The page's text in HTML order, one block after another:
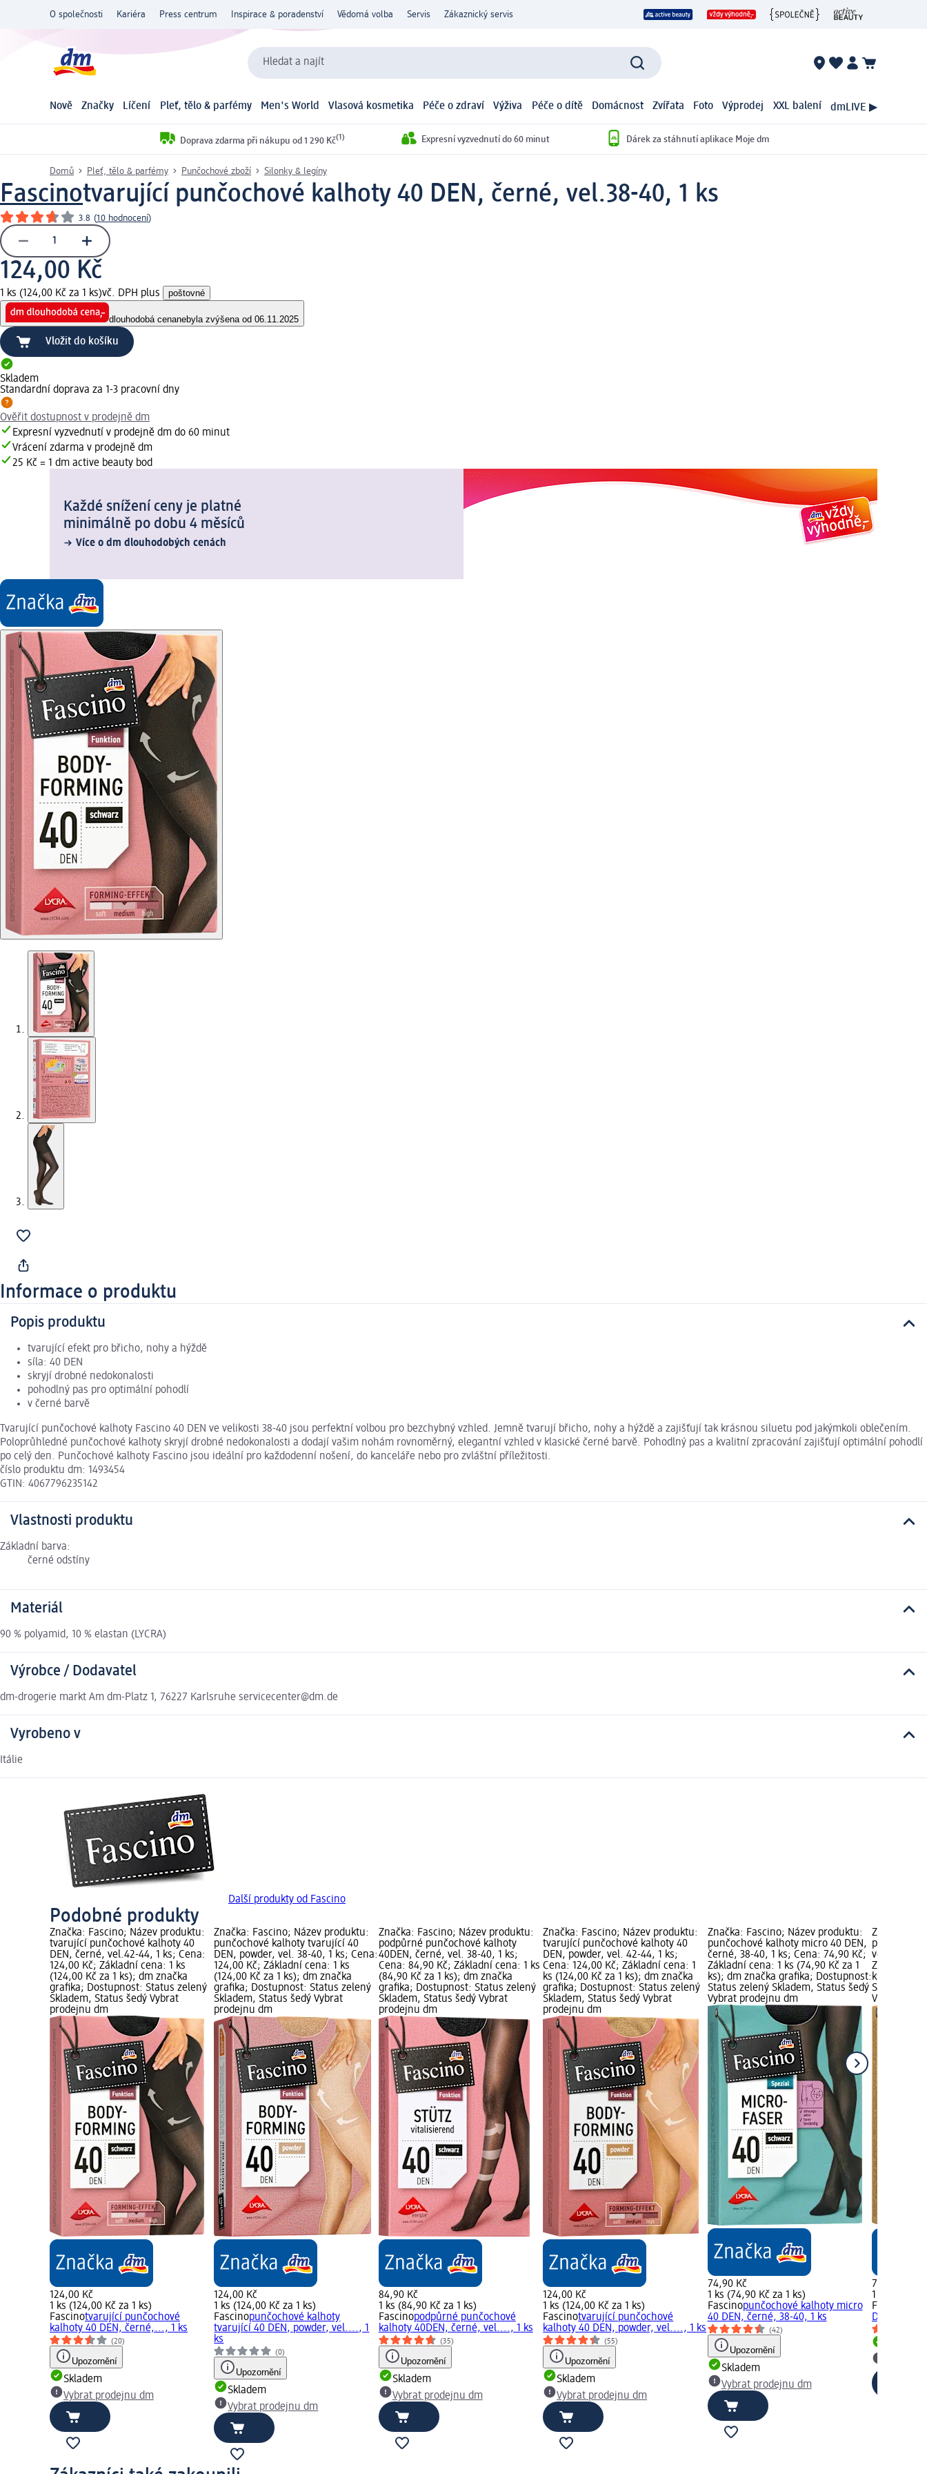
O společnosti Kariéra Press centrum Inspirace & poradenství Vědomá volba Servis Zákaznický servis
Hledat a najít
Nově Značky Líčení Pleť, tělo & parfémy Men's World Vlasová kosmetika Péče o zdraví Výživa Péče o dítě Domácnost Zvířata Foto Výprodej XXL balení dmLIVE ▶
Doprava zdarma při nákupu od 1 290 Kč(1) Expresní vyzvednutí do 60 minut Dárek za stáhnutí aplikace Moje dm
Domů Pleť, tělo & parfémy Punčochové zboží Silonky & legíny
Fascinotvarující punčochové kalhoty 40 DEN, černé, vel.38-40, 1 ks
3.8 (10 hodnocení)
124,00 Kč
1 ks (124,00 Kč za 1 ks)vč. DPH plus poštovné
dlouhodobá cenanebyla zvýšena od 06.11.2025
Vložit do košíku
Skladem
Standardní doprava za 1-3 pracovní dny
Ověřit dostupnost v prodejně dm
Expresní vyzvednutí v prodejně dm do 60 minut
Vrácení zdarma v prodejně dm
25 Kč = 1 dm active beauty bod
Každé snížení ceny je platné
minimálně po dobu 4 měsíců
Více o dm dlouhodobých cenách
Informace o produktu
Popis produktu
tvarující efekt pro břicho, nohy a hýždě
síla: 40 DEN
skryjí drobné nedokonalosti
pohodlný pas pro optimální pohodlí
v černé barvě
Tvarující punčochové kalhoty Fascino 40 DEN ve velikosti 38-40 jsou perfektní volbou pro bezchybný vzhled. Jemně tvarují břicho, nohy a hýždě a zajišťují tak krásnou siluetu pod jakýmkoli oblečením.
Poloprůhledné punčochové kalhoty skryjí drobné nedokonalosti a dodají vašim nohám rovnoměrný, elegantní vzhled v klasické černé barvě. Pohodlný pas a kvalitní zpracování zajišťují optimální pohodlí
po celý den. Punčochové kalhoty Fascino jsou ideální pro každodenní nošení, do kanceláře nebo pro zvláštní příležitosti.
číslo produktu dm: 1493454
GTIN: 4067796235142
Vlastnosti produktu
Základní barva:
černé odstíny
Materiál
90 % polyamid, 10 % elastan (LYCRA)
Výrobce / Dodavatel
dm-drogerie markt Am dm-Platz 1, 76227 Karlsruhe servicecenter@dm.de
Vyrobeno v
Itálie
Další produkty od Fascino
Podobné produkty
Značka: Fascino; Název produktu:
tvarující punčochové kalhoty 40
DEN, černé, vel.42-44, 1 ks; Cena:
124,00 Kč; Základní cena: 1 ks
(124,00 Kč za 1 ks); dm značka
grafika; Dostupnost: Status zelený
Skladem, Status šedý Vybrat
prodejnu dm
124,00 Kč
1 ks (124,00 Kč za 1 ks)
Fascinotvarující punčochové
kalhoty 40 DEN, černé,..., 1 ks
(20)
Upozornění
Skladem
Vybrat prodejnu dm
Značka: Fascino; Název produktu:
punčochové kalhoty tvarující 40
DEN, powder, vel. 38-40, 1 ks; Cena:
124,00 Kč; Základní cena: 1 ks
(124,00 Kč za 1 ks); dm značka
grafika; Dostupnost: Status zelený
Skladem, Status šedý Vybrat
prodejnu dm
124,00 Kč
1 ks (124,00 Kč za 1 ks)
Fascinopunčochové kalhoty
tvarující 40 DEN, powder, vel...., 1
ks
(0)
Upozornění
Skladem
Vybrat prodejnu dm
Značka: Fascino; Název produktu:
podpůrné punčochové kalhoty
40DEN, černé, vel. 38-40, 1 ks;
Cena: 84,90 Kč; Základní cena: 1 ks
(84,90 Kč za 1 ks); dm značka
grafika; Dostupnost: Status zelený
Skladem, Status šedý Vybrat
prodejnu dm
84,90 Kč
1 ks (84,90 Kč za 1 ks)
Fascinopodpůrné punčochové
kalhoty 40DEN, černé, vel...., 1 ks
(35)
Upozornění
Skladem
Vybrat prodejnu dm
Značka: Fascino; Název produktu:
tvarující punčochové kalhoty 40
DEN, powder, vel. 42-44, 1 ks;
Cena: 124,00 Kč; Základní cena: 1
ks (124,00 Kč za 1 ks); dm značka
grafika; Dostupnost: Status zelený
Skladem, Status šedý Vybrat
prodejnu dm
124,00 Kč
1 ks (124,00 Kč za 1 ks)
Fascinotvarující punčochové
kalhoty 40 DEN, powder, vel...., 1 ks
(55)
Upozornění
Skladem
Vybrat prodejnu dm
Značka: Fascino; Název produktu:
punčochové kalhoty micro 40 DEN,
černé, 38-40, 1 ks; Cena: 74,90 Kč;
Základní cena: 1 ks (74,90 Kč za 1
ks); dm značka grafika; Dostupnost:
Status zelený Skladem, Status šedý
Vybrat prodejnu dm
74,90 Kč
1 ks (74,90 Kč za 1 ks)
Fascinopunčochové kalhoty micro
40 DEN, černé, 38-40, 1 ks
(42)
Upozornění
Skladem
Vybrat prodejnu dm
Značka:
vel. 38-40,
Základní
ks); dm
Status
Vybrat
74,90 Kč
1 ks (74,90
Fascino
DEN,